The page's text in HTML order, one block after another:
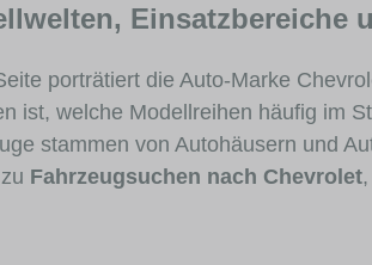
Einsatzbereiche
porträtiert die Auto-Marke
ist, welche Modellreihen häufig im
stammen von Autohäusern und
Fahrzeugsuchen nach Chevrolet